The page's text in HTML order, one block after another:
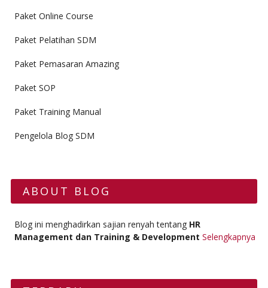
Paket Online Course
Paket Pelatihan SDM
Paket Pemasaran Amazing
Paket SOP
Paket Training Manual
Pengelola Blog SDM
ABOUT BLOG
Blog ini menghadirkan sajian renyah tentang HR
Management dan Training & Development Selengkapnya